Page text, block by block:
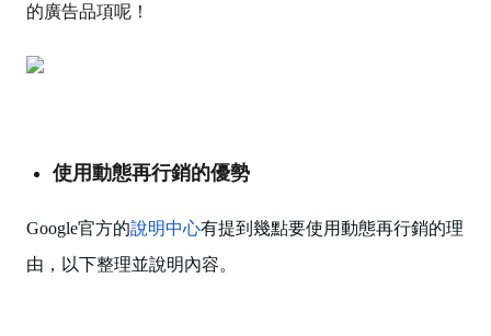
的廣告品項呢！
使用動態再行銷的優勢
Google官方的說明中心有提到幾點要使用動態再行銷的理
由，以下整理並說明內容。